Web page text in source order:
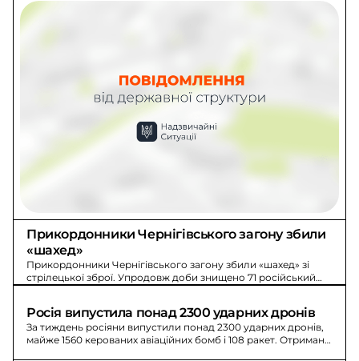
Прикордонники Чернігівського загону збили
«шахед»
Прикордонники Чернігівського загону збили «шахед» зі
стрілецької зброї. Упродовж доби знищено 71 російський
Росія випустила понад 2300 ударних дронів
За тиждень росіяни випустили понад 2300 ударних дронів,
майже 1560 керованих авіаційних бомб і 108 ракет. Отримано